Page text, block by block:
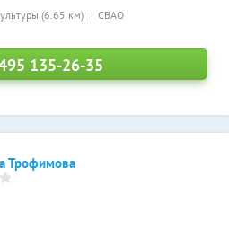
(6.65 км) СВАО
135-26-35
Трофимова